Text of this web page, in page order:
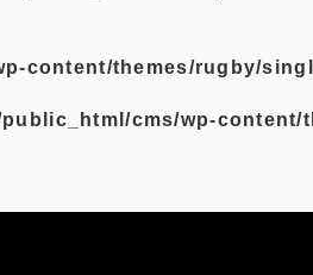
content/themes/rugby/
cms/wp-content/